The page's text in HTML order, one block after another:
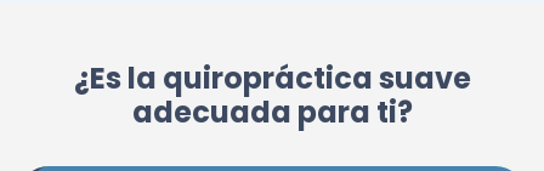
¿Es la quiropráctica suave
adecuada para ti?